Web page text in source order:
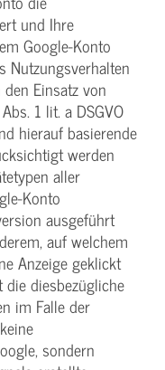
und Ihre
Google-Konto
Nutzungsverhalten
Einsatz von
1 lit. a DSGVO
hierauf basierende
werden
aller
Konto
ausgeführt
auf welchem
Anzeige geklickt
diesbezügliche
im Falle der
sondern